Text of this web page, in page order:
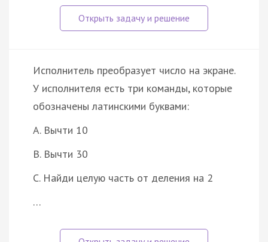
Исполнитель преобразует число на экране.
У исполнителя есть три команды, которые
обозначены латинскими буквами:
A. Вычти 10
B. Вычти 30
C. Найди целую часть от деления на 2
…